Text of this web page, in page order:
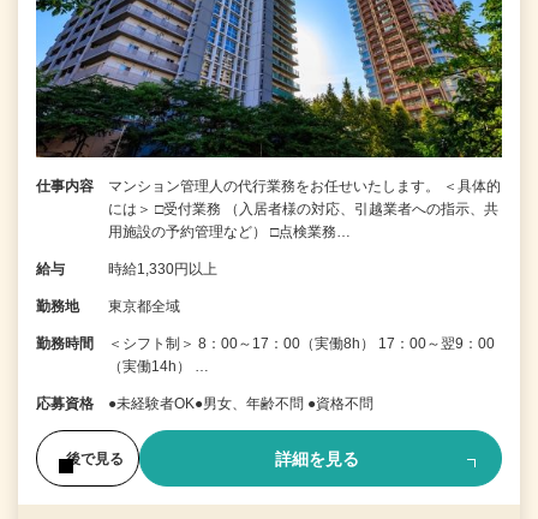
仕事内容
マンション管理人の代行業務をお任せいたします。 ＜具体的
には＞ □受付業務 （入居者様の対応、引越業者への指示、共
用施設の予約管理など） □点検業務…
給与 時給1,330円以上
勤務地 東京都全域
勤務時間
＜シフト制＞ 8：00～17：00（実働8h） 17：00～翌9：00
（実働14h） …
応募資格 ●未経験者OK●男女、年齢不問 ●資格不問
後で見る 詳細を見る